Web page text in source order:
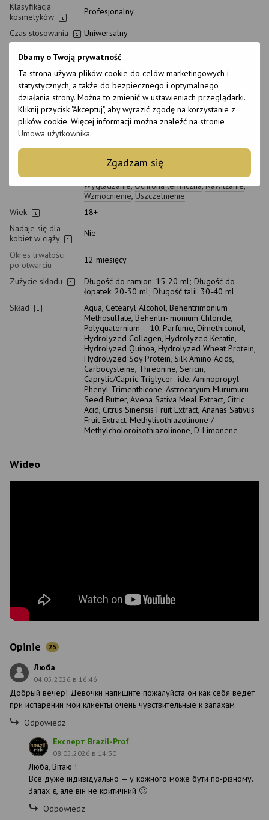
Dbamy o Twoją prywatność
Ta strona używa plików cookie do celów marketingowych i
statystycznych, a także do bezpiecznego i optymalnego
działania strony. Można to zmienić w ustawieniach przeglądarki.
Kliknij przycisk "Akceptuj", aby wyrazić zgodę na korzystanie z
plików cookie. Więcej informacji można znaleźć na stronie
Umowa użytkownika.
Zgadzam się
Klasyfikacja
kosmetyków
Profesjonalny
Czas stosowania
Uniwersalny
prostowania
Średnia fala
Płeć
Unisex
Rodzaj włosów
Wszystkie rodzaje włosów,Kędzierzawy , Gęste
Kruchy, Naturalny, Nieposłuszne ,Normalny,
Uszkodzony,Blond ,Rozjaśniony,Suchy,Cienki
Wrażliwy,Porowaty
Rodzaj skóry
głowy
Wszystkie rodzaje skóry
Normalny,Suchy,Tłusty
Prostowanie,Przywrócenie
porost włosów,Leczenie włosów,Odżywianie,
Wygładzanie,Ochrona termiczna,Nawilżanie,
Wzmocnienie, Uszczelnienie
Wiek
18+
Nadaje się dla
kobiet w ciąży
Nie
Okres trwałości
po otwarciu
12 miesięcy
Zużycie składu
Długość do ramion: 15-20 ml; Długość do
łopatek: 20-30 ml; Długość talii: 30-40 ml
Skład
Aqua, Cetearyl Alcohol, Behentrimonium
Methosulfate, Behentri- monium Chloride,
Polyquaternium – 10, Parfume, Dimethiconol,
Hydrolyzed Collagen, Hydrolyzed Keratin,
Hydrolyzed Quinoa, Hydrolyzed Wheat Protein,
Hydrolyzed Soy Protein, Silk Amino Acids,
Carbocysteine, Threonine, Sericin,
Caprylic/Capric Triglycer- ide, Aminopropyl
Phenyl Trimenthicone, Astrocaryum Murumuru
Seed Butter, Avena Sativa Meal Extract, Citric
Acid, Citrus Sinensis Fruit Extract, Ananas Sativus
Fruit Extract, Methylisothiazolinone /
Methylcholoroisothiazolinone, D-Limonene
Wideo
Opinie 25
Люба
04.05.2026 в 16:46
Добрый вечер! Девочки напишите пожалуйста он как себя ведет
при испарении мои клиенты очень чувствительные к запахам
Odpowiedz
Експерт Brazil-Prof
08.05.2026 в 14:30
Люба, Вітаю !
Все дуже індивідуально — у кожного може бути по‑різному.
Запах є, але він не критичний 🙂
Odpowiedz